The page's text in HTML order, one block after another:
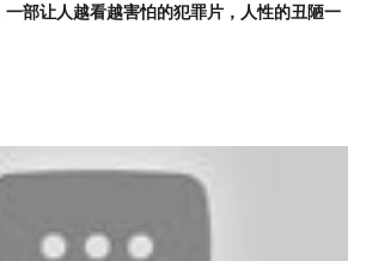
一部让人越看越害怕的犯罪片，人性的丑陋一